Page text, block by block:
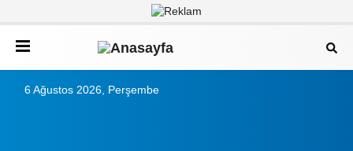
6 Ağustos 2026, Perşembe